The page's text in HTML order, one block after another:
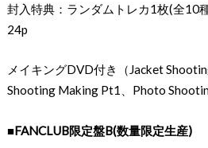
封入特典：ランダムトレカ1枚(全10
24p
メイキングDVD付き（Jacket
Shooting Making Pt1、Photo
■FANCLUB限定盤B(数量限定生産)